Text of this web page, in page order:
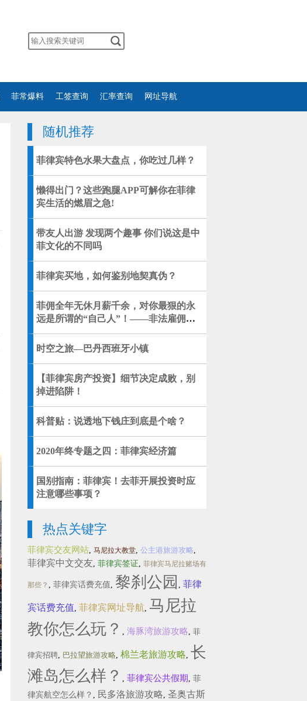
菲常爆料 工签查询 汇率查询 网址导航
随机推荐
菲律宾特色水果大盘点，你吃过几样？
懒得出门？这些跑腿APP可解你在菲律
宾生活的燃眉之急!
带友人出游 发现两个趣事 你们说这是中
菲文化的不同吗
菲律宾买地，如何鉴别地契真伪？
菲佣全年无休月薪千余，对你最狠的永
远是所谓的“自己人”！——非法雇佣同
乡的新加坡菲籍女雇主被罚4.3万
时空之旅—巴丹西班牙小镇
【菲律宾房产投资】细节决定成败，别
掉进陷阱！
科普贴：说透地下钱庄到底是个啥？
2020年终专题之四：菲律宾经济篇
国别指南：菲律宾！去菲开展投资时应
注意哪些事项？
热点关键字
菲律宾交友网站, 马尼拉大教堂, 公主港旅游攻略,
菲律宾中文交友, 菲律宾签证, 菲律宾马尼拉赌场有
那些？ , 菲律宾话费充值, 黎刹公园 , 菲律
宾话费充值, 菲律宾网址导航, 马尼拉
教你怎么玩？ , 海豚湾旅游攻略, 菲
律宾招聘, 巴拉望旅游攻略, 棉兰老旅游攻略, 长
滩岛怎么样？ , 菲律宾公共假期 , 菲
律宾航空怎么样？ , 民多洛旅游攻略, 圣奥古斯